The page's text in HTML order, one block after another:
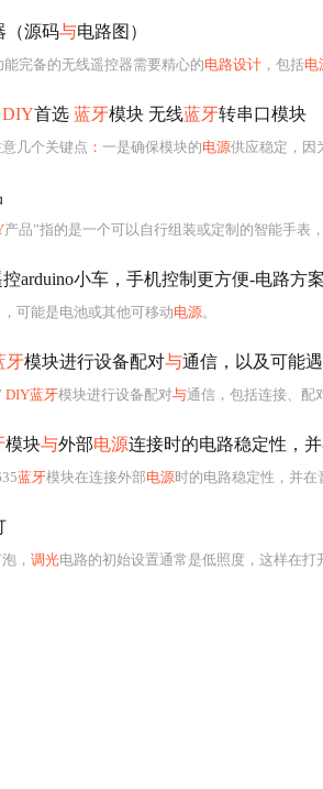
（源码与电路图）
能完备的无线遥控器需要精心的电路设计 ，包括电
DIY首选 蓝牙模块 无线蓝牙转串口模块
几个关键点 ： 一是确保模块的电源供应稳定，因
产品”指的是一个可以自行组装或定制的智能手表
arduino小车，手机控制更方便-电路方
可能是电池或其他可移动电源。
牙模块进行设备配对与通信，以及可能
DIY蓝牙模块进行设备配对与通信，包括连接、配对、设置波特率等步骤。同时，列举
模块与外部电源连接时的电路稳定性，
蓝牙模块在连接外部电源时的电路稳定性，并在
， 调光电路的初始设置通常是低照度，这样在打开台灯时，灯泡不会受到大电流